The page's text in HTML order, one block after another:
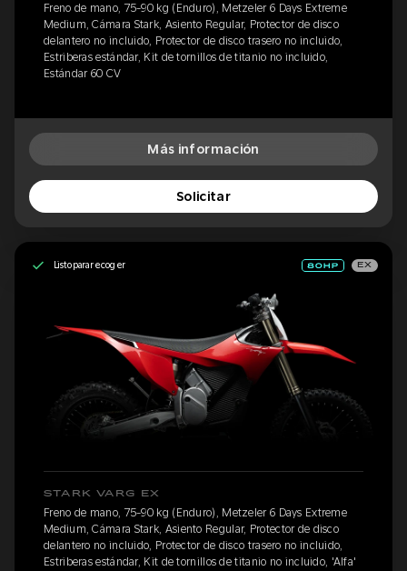
Freno de mano, 75-90 kg (Enduro), Metzeler 6 Days Extreme
Medium, Cámara Stark, Asiento Regular, Protector de disco
delantero no incluido, Protector de disco trasero no incluido,
Estriberas estándar, Kit de tornillos de titanio no incluido,
Estándar 60 CV
Más información
Solicitar
Listo para recoger EX
STARK VARG EX
Freno de mano, 75-90 kg (Enduro), Metzeler 6 Days Extreme
Medium, Cámara Stark, Asiento Regular, Protector de disco
delantero no incluido, Protector de disco trasero no incluido,
Estriberas estándar, Kit de tornillos de titanio no incluido, 'Alfa'